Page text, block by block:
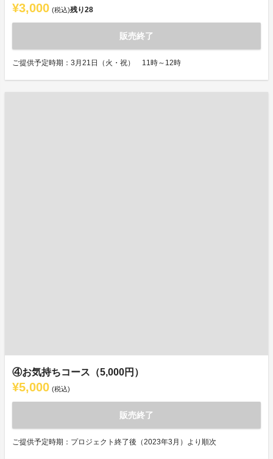
¥3,000 (税込)残り28
販売終了
ご提供予定時期：3月21日（火・祝） 11時～12時
④お気持ちコース（5,000円）
¥5,000 (税込)
販売終了
ご提供予定時期：プロジェクト終了後（2023年3月）より順次